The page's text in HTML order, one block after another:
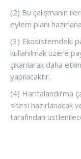
(2) Bu çalışmanın
eylem planı
(3) Ekosistemdeki
kullanılmak üzere
çıkarılarak daha
yapılacaktır.
(4) Haritalandırma
sitesi hazırlanacak
tarafından